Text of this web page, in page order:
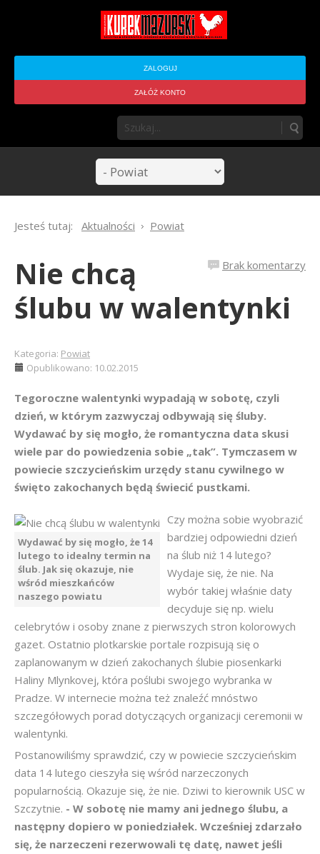
ZALOGUJ
ZAŁÓŻ KONTO
Jesteś tutaj: Aktualności Powiat
Brak komentarzy
Nie chcą
ślubu w walentynki
Kategoria: Powiat
Opublikowano: 10.02.2015
Tegoroczne walentynki wypadają w sobotę, czyli
dzień, w którym zazwyczaj odbywają się śluby.
Wydawać by się mogło, że romantyczna data skusi
wiele par do powiedzenia sobie „tak”. Tymczasem w
powiecie szczycieńskim urzędy stanu cywilnego w
święto zakochanych będą świecić pustkami.
Wydawać by się mogło, że 14
lutego to idealny termin na
ślub. Jak się okazuje, nie
wśród mieszkańców
naszego powiatu
Czy można sobie wyobrazić
bardziej odpowiedni dzień
na ślub niż 14 lutego?
Wydaje się, że nie. Na
wybór takiej właśnie daty
decyduje się np. wielu
celebrytów i osoby znane z pierwszych stron kolorowych
gazet. Ostatnio plotkarskie portale rozpisują się o
zaplanowanym w dzień zakochanych ślubie piosenkarki
Haliny Mlynkovej, która poślubi swojego wybranka w
Pradze. W internecie można też znaleźć mnóstwo
szczegółowych porad dotyczących organizacji ceremonii w
walentynki.
Postanowiliśmy sprawdzić, czy w powiecie szczycieńskim
data 14 lutego cieszyła się wśród narzeczonych
popularnością. Okazuje się, że nie. Dziwi to kierownik USC w
Szczytnie. - W sobotę nie mamy ani jednego ślubu, a
następny dopiero w poniedziałek. Wcześniej zdarzało
się, że narzeczeni rezerwowali tę datę, nawet jeśli